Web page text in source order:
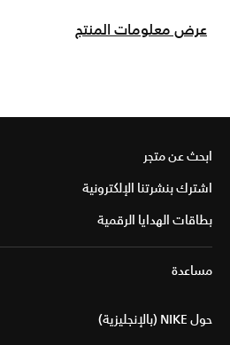
عرض معلومات المنتج
ابحث عن متجر
اشترك بنشرتنا الإلكترونية
بطاقات الهدايا الرقمية
مساعدة
حول NIKE (بالإنجليزية)